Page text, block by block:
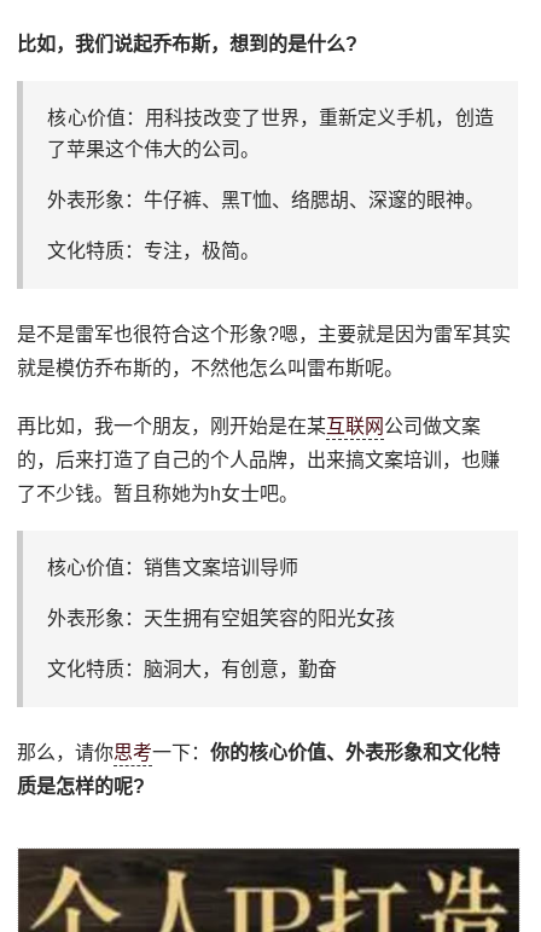
比如，我们说起乔布斯，想到的是什么?
核心价值：用科技改变了世界，重新定义手机，创造
了苹果这个伟大的公司。
外表形象：牛仔裤、黑T恤、络腮胡、深邃的眼神。
文化特质：专注，极简。
是不是雷军也很符合这个形象?嗯，主要就是因为雷军其实
就是模仿乔布斯的，不然他怎么叫雷布斯呢。
再比如，我一个朋友，刚开始是在某互联网 公司做文案
的，后来打造了自己的个人品牌，出来搞文案培训，也赚
了不少钱。暂且称她为h女士吧。
核心价值：销售文案培训导师
外表形象：天生拥有空姐笑容的阳光女孩
文化特质：脑洞大，有创意，勤奋
那么，请你思考一下：你的核心价值、外表形象和文化特
质是怎样的呢?